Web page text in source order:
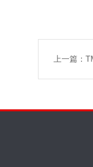
上一篇：